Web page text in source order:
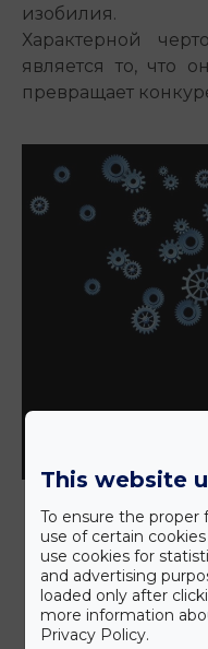
изобилия.
Характерной
является то, что
превращает
This website
To ensure the
use of certain
use cookies for
and advertising
loaded only after
more information
Privacy Policy.